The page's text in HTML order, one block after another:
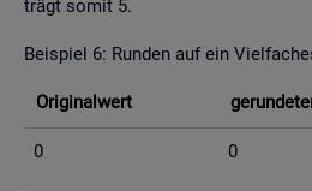
trägt somit 5.
Bei­spiel 6: Run­den auf ein
Ori­gi­nal­wert
0 0